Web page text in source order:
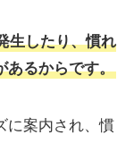
生したり、慣れ
あるからです。
に案内され、慣